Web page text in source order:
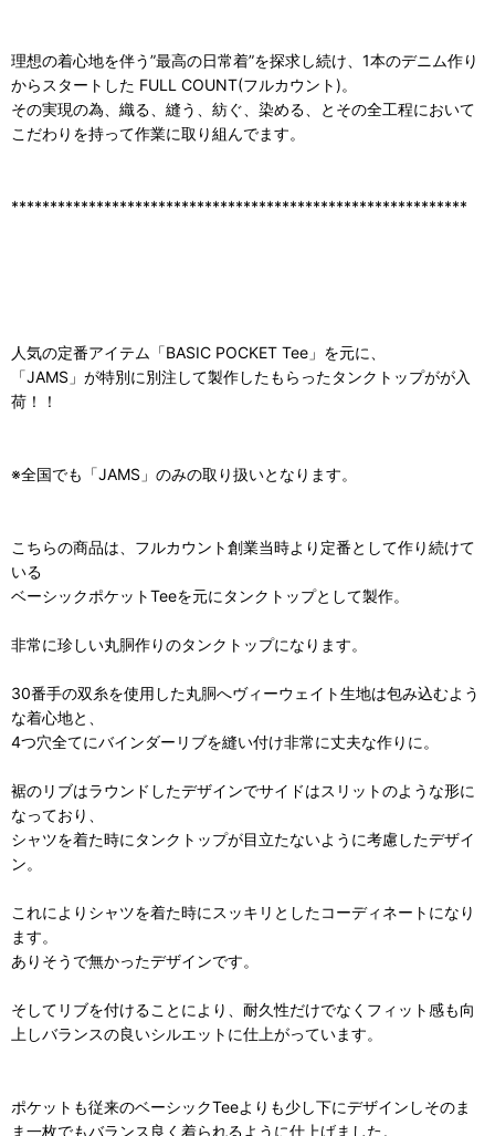
理想の着心地を伴う”最高の日常着”を探求し続け、1本のデニム作り
からスタートした FULL COUNT(フルカウント)。
その実現の為、織る、縫う、紡ぐ、染める、とその全工程において
こだわりを持って作業に取り組んでます。
***********************************************************
人気の定番アイテム「BASIC POCKET Tee」を元に、
「JAMS」が特別に別注して製作したもらったタンクトップがが入
荷！！
※全国でも「JAMS」のみの取り扱いとなります。
こちらの商品は、フルカウント創業当時より定番として作り続けて
いる
ベーシックポケットTeeを元にタンクトップとして製作。
非常に珍しい丸胴作りのタンクトップになります。
30番手の双糸を使用した丸胴へヴィーウェイト生地は包み込むよう
な着心地と、
4つ穴全てにバインダーリブを縫い付け非常に丈夫な作りに。
裾のリブはラウンドしたデザインでサイドはスリットのような形に
なっており、
シャツを着た時にタンクトップが目立たないように考慮したデザイ
ン。
これによりシャツを着た時にスッキリとしたコーディネートになり
ます。
ありそうで無かったデザインです。
そしてリブを付けることにより、耐久性だけでなくフィット感も向
上しバランスの良いシルエットに仕上がっています。
ポケットも従来のベーシックTeeよりも少し下にデザインしそのま
ま一枚でもバランス良く着られるように仕上げました。